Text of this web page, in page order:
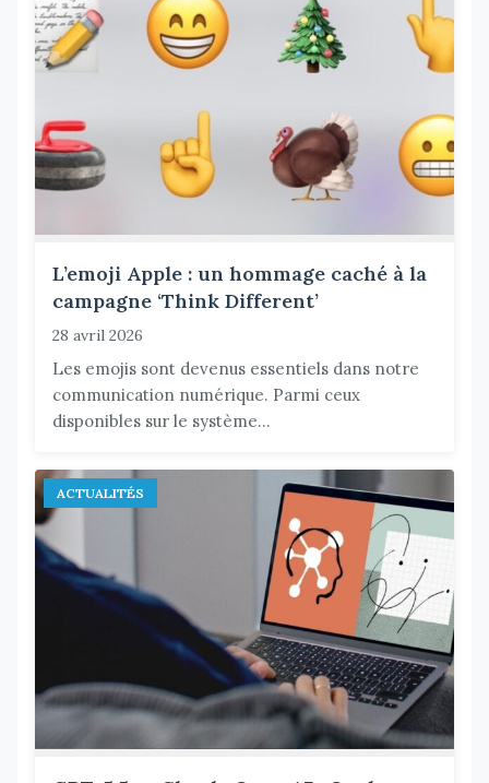
L’emoji Apple : un hommage caché à la
campagne ‘Think Different’
28 avril 2026
Les emojis sont devenus essentiels dans notre
communication numérique. Parmi ceux
disponibles sur le système...
ACTUALITÉS